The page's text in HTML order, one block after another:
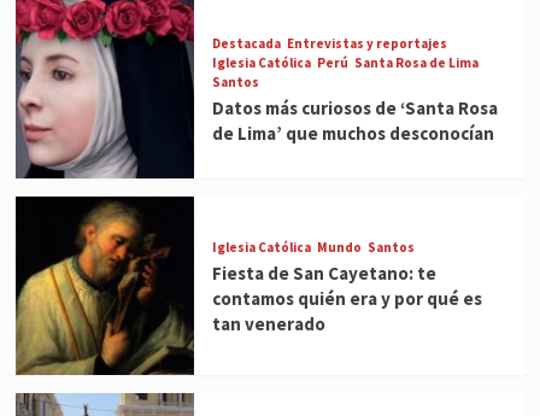
Destacada Entrevistas y reportajes
Iglesia Católica Perú Santa Rosa de Lima
Santos
Datos más curiosos de ‘Santa Rosa
de Lima’ que muchos desconocían
Iglesia Católica Mundo Santos
Fiesta de San Cayetano: te
contamos quién era y por qué es
tan venerado